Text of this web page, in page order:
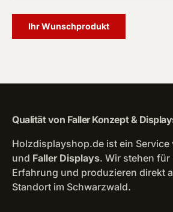
Ihr Wunschprodukt
Qualität von Faller Konzept &
Holzdisplayshop.de ist ein Service
und Faller Displays. Wir stehen für
Erfahrung und produzieren direkt
Standort im Schwarzwald.